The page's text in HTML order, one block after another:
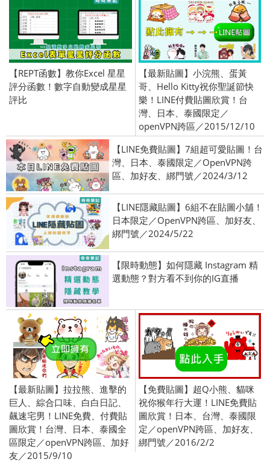
【REPT函數】教你Excel 星星
評分函數！數字自動變成星星
評比
【最新貼圖】小浣熊、蛋黃
哥、Hello Kitty祝你聖誕節快
樂！LINE付費貼圖欣賞！台
灣、日本、泰國限定／
openVPN跨區／2015/12/10
【LINE免費貼圖】7組超可愛貼圖！台
灣、日本、泰國限定／OpenVPN跨
區、加好友、綁門號／2024/3/12
【LINE隱藏貼圖】6組不在貼圖小舖！
日本限定／OpenVPN跨區、加好友、
綁門號／2024/5/22
【限時動態】如何隱藏 Instagram 精
選動態？對方看不到你的IG直播
【最新貼圖】拉拉熊、進擊的
巨人、綜合口味、白白日記、
飆速宅男！LINE免費、付費貼
圖欣賞！台灣、日本、泰國全
區限定／openVPN跨區、加好
友／2015/9/10
【免費貼圖】超Q小熊、貓咪
祝你猴年行大運！LINE免費貼
圖欣賞！日本、台灣、泰國限
定／openVPN跨區、加好友、
綁門號／2016/2/2